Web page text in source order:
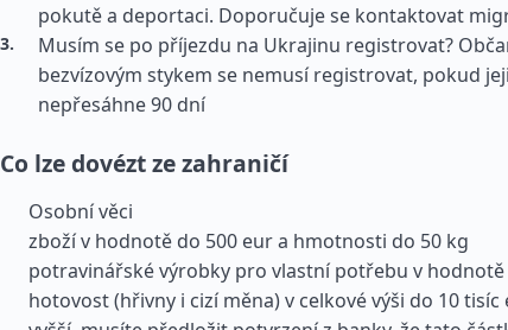
pokutě a deportaci. Doporučuje se kontaktovat
Musím se po příjezdu na Ukrajinu registrovat?
bezvízovým stykem se nemusí registrovat, pokud
nepřesáhne 90 dní
Co lze dovézt ze zahraničí
Osobní věci
zboží v hodnotě do 500 eur a hmotnosti do 50 kg
potravinářské výrobky pro vlastní potřebu v hodnotě
hotovost (hřivny i cizí měna) v celkové výši do 10 tisíc